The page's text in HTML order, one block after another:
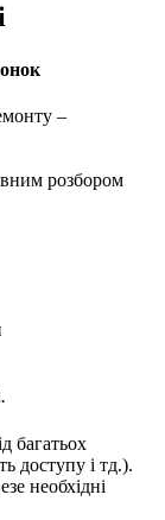
–
розбором
багатьох
доступу і тд.).
необхідні